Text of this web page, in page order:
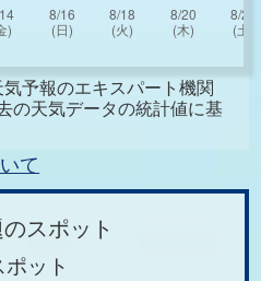
予報のエキスパート機関
の天気データの統計値に基
て
スポット
ット